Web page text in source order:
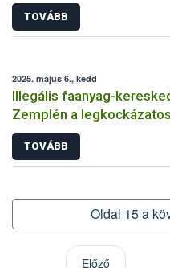
TOVÁBB
2025. május 6., kedd
Illegális faanyag-
Zemplén a
TOVÁBB
Oldal 15 a
Előző